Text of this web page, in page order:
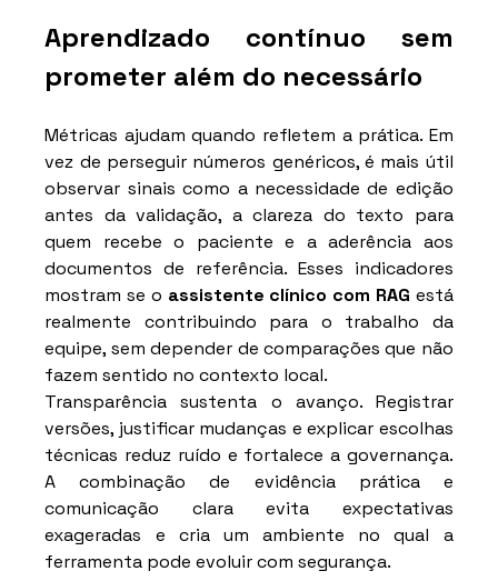
Aprendizado contínuo sem
prometer além do necessário
Métricas ajudam quando refletem a prática. Em
vez de perseguir números genéricos, é mais útil
observar sinais como a necessidade de edição
antes da validação, a clareza do texto para
quem recebe o paciente e a aderência aos
documentos de referência. Esses indicadores
mostram se o assistente clínico com RAG está
realmente contribuindo para o trabalho da
equipe, sem depender de comparações que não
fazem sentido no contexto local.
Transparência sustenta o avanço. Registrar
versões, justificar mudanças e explicar escolhas
técnicas reduz ruído e fortalece a governança.
A combinação de evidência prática e
comunicação clara evita expectativas
exageradas e cria um ambiente no qual a
ferramenta pode evoluir com segurança.